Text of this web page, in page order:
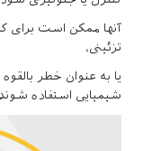
آنها ممکن است برای
تزئینی،
یا به عنوان خطر
شیمیایی استفاده